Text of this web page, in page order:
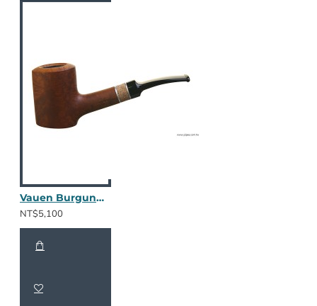
Vauen Burgund 1623
NT$5,100